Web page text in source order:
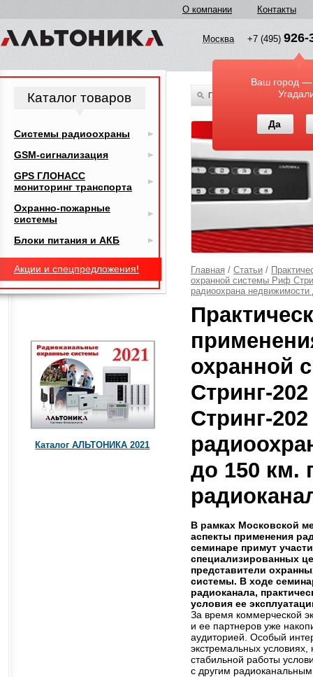
О компании Контакты
Москва +7 (495) 926-
Ваш город —
Да
По всему каталогу
Главная / Статьи /
охранной системы Риф
радиоохрана
охранной
Стринг-
Стринг-
до 150 км.
В рамках Московской
аспекты применения
семинаре примут
специализированных
представители
системы. В ходе
радиоканала,
условия ее
За время коммерческой
и ее партнеров уже
аудиторией. Особый
экстремальных
стабильной работы
с другим
Каталог товаров
Системы радиоохраны
GSM-сигнализация
GPS ГЛОНАСС
мониторинг транспорта
Охранно-пожарные
системы
Блоки питания и АКБ
Акции и спецпредложения!
Каталог АЛЬТОНИКА 2021